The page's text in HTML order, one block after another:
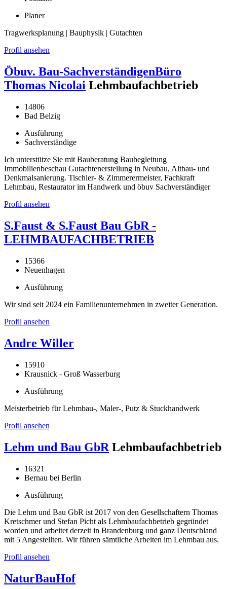
Planer
Tragwerksplanung | Bauphysik | Gutachten
Profil ansehen
Öbuv. Bau-SachverständigenBüro
Thomas Nicolai Lehmbaufachbetrieb
14806
Bad Belzig
Ausführung
Sachverständige
Ich unterstütze Sie mit Bauberatung Baubegleitung
Immobilienbeschau Gutachtenerstellung in Neubau, Altbau- und
Denkmalsanierung. Tischler- & Zimmerermeister, Fachkraft
Lehmbau, Restaurator im Handwerk und öbuv Sachverständiger
Profil ansehen
S.Faust & S.Faust Bau GbR -
LEHMBAUFACHBETRIEB
15366
Neuenhagen
Ausführung
Wir sind seit 2024 ein Familienunternehmen in zweiter Generation.
Profil ansehen
Andre Willer
15910
Krausnick - Groß Wasserburg
Ausführung
Meisterbetrieb für Lehmbau-, Maler-, Putz & Stuckhandwerk
Profil ansehen
Lehm und Bau GbR Lehmbaufachbetrieb
16321
Bernau bei Berlin
Ausführung
Die Lehm und Bau GbR ist 2017 von den Gesellschaftern Thomas
Kretschmer und Stefan Picht als Lehmbaufachbetrieb gegründet
worden und arbeitet derzeit in Brandenburg und ganz Deutschland
mit 5 Angestellten. Wir führen sämtliche Arbeiten im Lehmbau aus.
Profil ansehen
NaturBauHof